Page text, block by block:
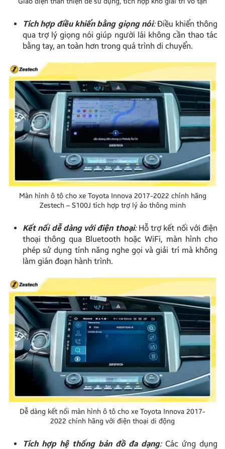
Tích hợp điều khiển bằng giọng nói:Điều khiển thông
qua trợ lý giọng nói giúp người lái không cần thao tác
bằng tay, an toàn hơn trong quá trình di chuyển.
Màn hình ô tô cho xe Toyota Innova 2017-2022 chính hãng
Zestech – S100J tích hợp trợ lý ảo thông minh
Kết nối dễ dàng với điện thoại:Hỗ trợ kết nối với điện
thoại thông qua Bluetooth hoặc WiFi, màn hình cho
phép sử dụng tính năng nghe gọi và giải trí mà không
làm gián đoạn hành trình.
Dễ dàng kết nối màn hình ô tô cho xe Toyota Innova 2017-
2022 chính hãng với điện thoại di động
Tích hợp hệ thống bản đồ đa dạng:Các ứng dụng